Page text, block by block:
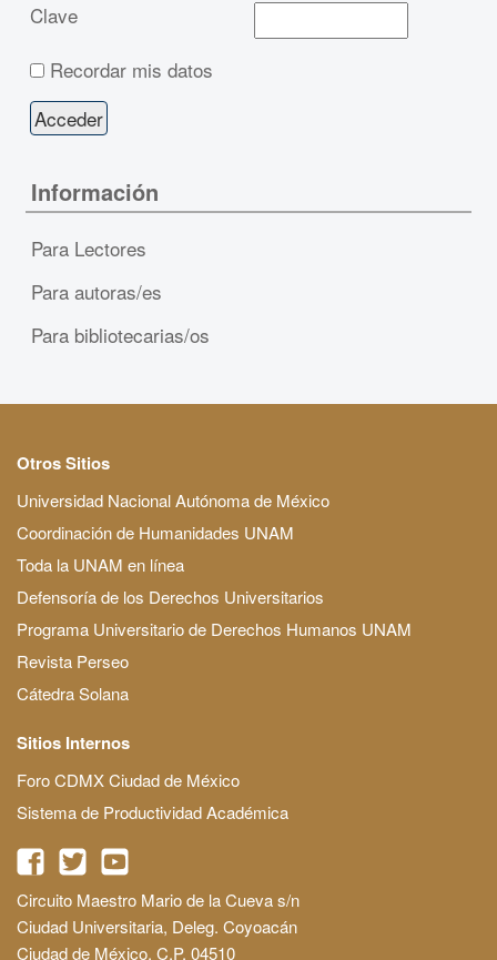
Clave
Recordar mis datos
Información
Para Lectores
Para autoras/es
Para bibliotecarias/os
Otros Sitios
Universidad Nacional Autónoma de México
Coordinación de Humanidades UNAM
Toda la UNAM en línea
Defensoría de los Derechos Universitarios
Programa Universitario de Derechos Humanos UNAM
Revista Perseo
Cátedra Solana
Sitios Internos
Foro CDMX Ciudad de México
Sistema de Productividad Académica
Circuito Maestro Mario de la Cueva s/n
Ciudad Universitaria, Deleg. Coyoacán
Ciudad de México, C.P. 04510